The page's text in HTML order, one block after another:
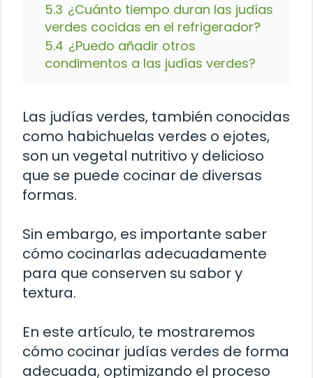
5.3 ¿Cuánto tiempo duran las judías
verdes cocidas en el refrigerador?
5.4 ¿Puedo añadir otros
condimentos a las judías verdes?
Las judías verdes, también conocidas
como habichuelas verdes o ejotes,
son un vegetal nutritivo y delicioso
que se puede cocinar de diversas
formas.
Sin embargo, es importante saber
cómo cocinarlas adecuadamente
para que conserven su sabor y
textura.
En este artículo, te mostraremos
cómo cocinar judías verdes de forma
adecuada, optimizando el proceso